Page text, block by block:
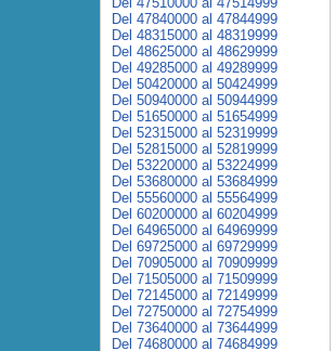
Del 47840000 al 47844999
Del 48315000 al 48319999
Del 48625000 al 48629999
Del 49285000 al 49289999
Del 50420000 al 50424999
Del 50940000 al 50944999
Del 51650000 al 51654999
Del 52315000 al 52319999
Del 52815000 al 52819999
Del 53220000 al 53224999
Del 53680000 al 53684999
Del 55560000 al 55564999
Del 60200000 al 60204999
Del 64965000 al 64969999
Del 69725000 al 69729999
Del 70905000 al 70909999
Del 71505000 al 71509999
Del 72145000 al 72149999
Del 72750000 al 72754999
Del 73640000 al 73644999
Del 74680000 al 74684999